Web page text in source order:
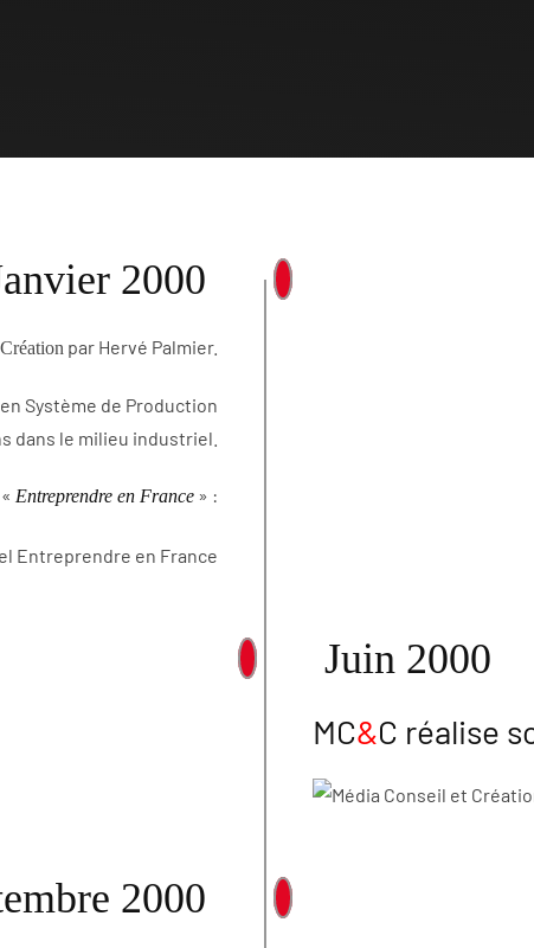
2000
par Hervé Palmier.
Système de Production
dans le milieu industriel.
Entreprendre en France » :
Juin 2000
MC&C réalise
2000